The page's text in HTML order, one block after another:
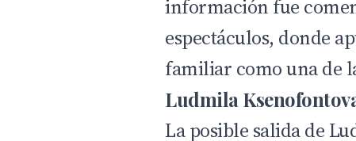
información fue
espectáculos, donde
familiar como una de
Ludmila
La posible salida de